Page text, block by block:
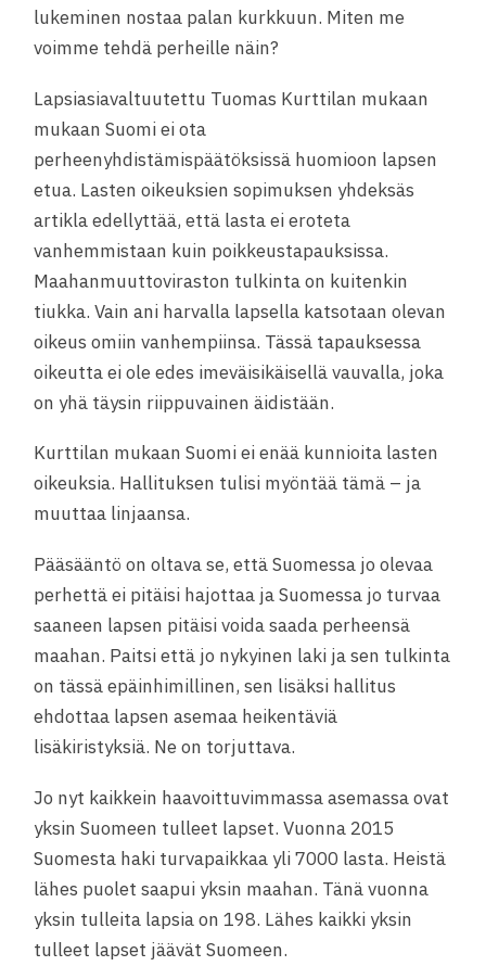
lukeminen nostaa palan kurkkuun. Miten me
voimme tehdä perheille näin?
Lapsiasiavaltuutettu Tuomas Kurttilan mukaan
mukaan Suomi ei ota
perheenyhdistämispäätöksissä huomioon lapsen
etua. Lasten oikeuksien sopimuksen yhdeksäs
artikla edellyttää, että lasta ei eroteta
vanhemmistaan kuin poikkeustapauksissa.
Maahanmuuttoviraston tulkinta on kuitenkin
tiukka. Vain ani harvalla lapsella katsotaan olevan
oikeus omiin vanhempiinsa. Tässä tapauksessa
oikeutta ei ole edes imeväisikäisellä vauvalla, joka
on yhä täysin riippuvainen äidistään.
Kurttilan mukaan Suomi ei enää kunnioita lasten
oikeuksia. Hallituksen tulisi myöntää tämä – ja
muuttaa linjaansa.
Pääsääntö on oltava se, että Suomessa jo olevaa
perhettä ei pitäisi hajottaa ja Suomessa jo turvaa
saaneen lapsen pitäisi voida saada perheensä
maahan. Paitsi että jo nykyinen laki ja sen tulkinta
on tässä epäinhimillinen, sen lisäksi hallitus
ehdottaa lapsen asemaa heikentäviä
lisäkiristyksiä. Ne on torjuttava.
Jo nyt kaikkein haavoittuvimmassa asemassa ovat
yksin Suomeen tulleet lapset. Vuonna 2015
Suomesta haki turvapaikkaa yli 7000 lasta. Heistä
lähes puolet saapui yksin maahan. Tänä vuonna
yksin tulleita lapsia on 198. Lähes kaikki yksin
tulleet lapset jäävät Suomeen.